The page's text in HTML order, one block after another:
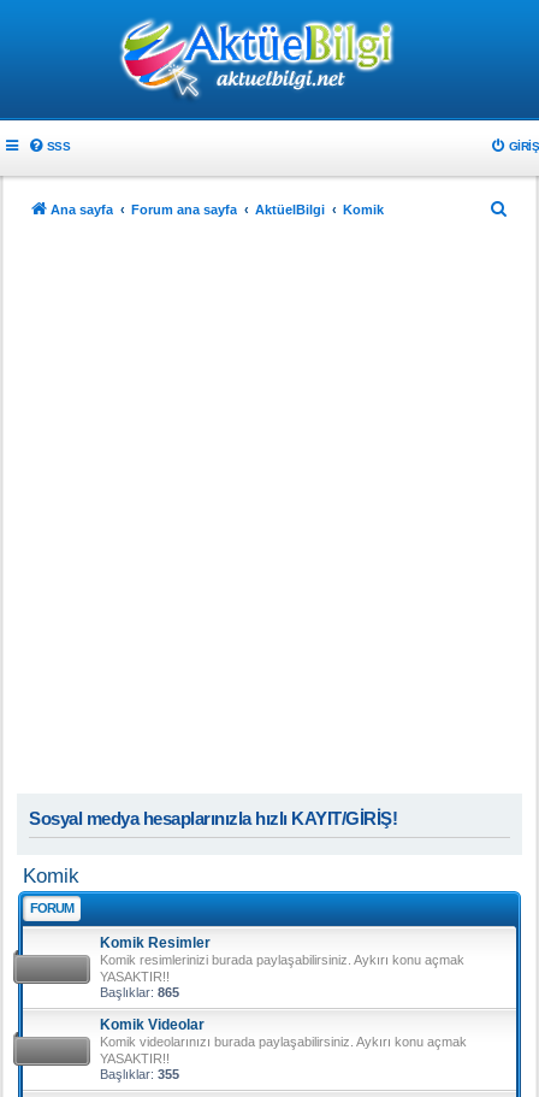
SSS GIRIŞ
Ana sayfa Forum ana sayfa AktüelBilgi Komik
Sosyal medya hesaplarınızla hızlı KAYIT/GİRİŞ!
Komik
FORUM
Komik Resimler
Komik resimlerinizi burada paylaşabilirsiniz. Aykırı konu açmak
YASAKTIR!!
Başlıklar: 865
Komik Videolar
Komik videolarınızı burada paylaşabilirsiniz. Aykırı konu açmak
YASAKTIR!!
Başlıklar: 355